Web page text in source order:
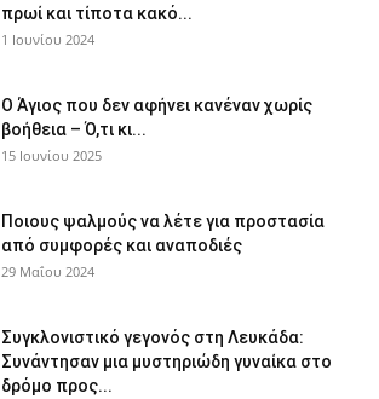
πρωί και τίποτα κακό...
1 Ιουνίου 2024
Ο Άγιος που δεν αφήνει κανέναν χωρίς
βοήθεια – Ό,τι κι...
15 Ιουνίου 2025
Ποιους ψαλμούς να λέτε για προστασία
από συμφορές και αναποδιές
29 Μαΐου 2024
Συγκλονιστικό γεγονός στη Λευκάδα:
Συνάντησαν μια μυστηριώδη γυναίκα στο
δρόμο προς...